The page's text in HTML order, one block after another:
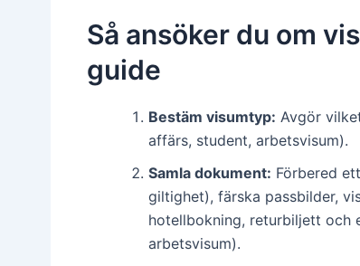
Så ansöker du om
guide
Bestäm visumtyp: Avgör
affärs, student, arbetsvisum).
Samla dokument: Förbered
giltighet), färska passbilder,
hotellbokning, returbiljett och
arbetsvisum).